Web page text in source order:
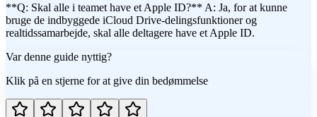
**Q: Skal alle i teamet have et Apple ID?** A: Ja, for at kunne
bruge de indbyggede iCloud Drive-delingsfunktioner og
realtidssamarbejde, skal alle deltagere have et Apple ID.
Var denne guide nyttig?
Klik på en stjerne for at give din bedømmelse